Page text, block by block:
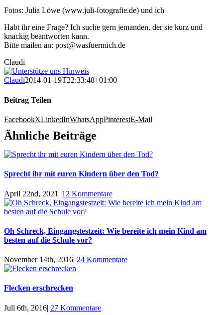
Fotos: Julia Löwe (www.juli-fotografie.de) und ich
Habt ihr eine Frage? Ich suche gern jemanden, der sie kurz und
knackig beantworten kann.
Bitte mailen an: post@wasfuermich.de
Claudi
Claudi2014-01-19T22:33:48+01:00
Beitrag Teilen
FacebookXLinkedInWhatsAppPinterestE-Mail
Ähnliche Beiträge
Sprecht ihr mit euren Kindern über den Tod?
April 22nd, 2021 | 12 Kommentare
Oh Schreck, Eingangstestzeit: Wie bereite ich mein Kind am
besten auf die Schule vor?
November 14th, 2016| 24 Kommentare
Flecken erschrecken
Juli 6th, 2016| 27 Kommentare